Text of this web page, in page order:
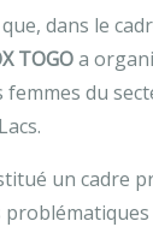
dans le
TOGOa
femmes du
un cadre